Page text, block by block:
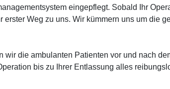
eingepflegt. Sobald Ihr
erster Weg zu uns. Wir kümmern uns um die
wir die ambulanten Patienten vor und nach
bis zu Ihrer Entlassung alles